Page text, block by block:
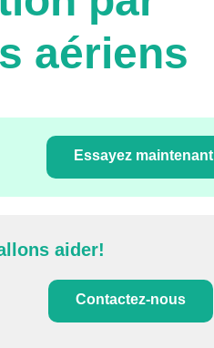
aériens
Essayez maintenant
aider!
Contactez-nous